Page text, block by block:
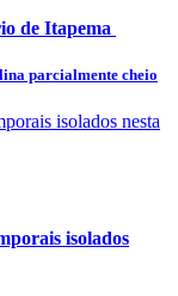
de Itapema
parcialmente cheio
isolados